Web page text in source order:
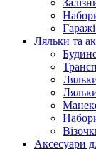
Ляльки та
Аксесуари